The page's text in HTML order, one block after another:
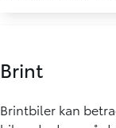
Brint
Brintbiler kan